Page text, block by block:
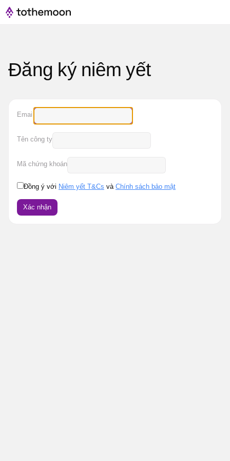
Đăng ký niêm yết
Email
Tên công ty
Mã chứng khoán
Đồng ý với Niêm yết T&Cs và Chính sách bảo mật
Xác nhận